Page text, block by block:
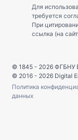
Для
требуется
При
ссылка (на
© 1845 - 2026 ФГБНУ
© 2016 - 2026 Digital
Политика
данных